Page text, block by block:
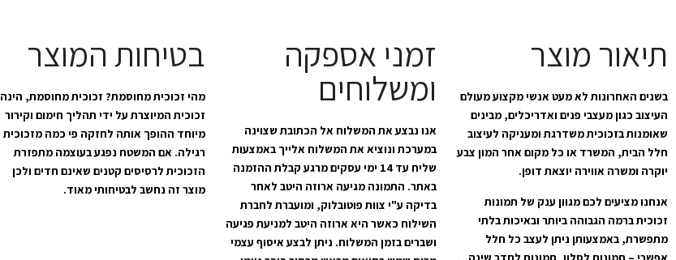
תיאור מוצר
בשנים האחרונות לא מעט אנשי מקצוע מעולם
העיצוב כגון מעצבי פנים ואדריכלים, מבינים
שאומנות בזכוכית משדרגת ומעניקה לעיצוב
חלל הבית, המשרד או כל מקום אחר המון צבע
יוקרה ומשרה אווירה יוצאת דופן.
אנחנו מציעים לכם מגוון ענק של תמונות
זכוכית ברמה הגבוהה ביותר ובאיכות בלתי
מתפשרת, באמצעותן ניתן לעצב כל חלל
זמני אספקה
ומשלוחים
אנו נבצע את המשלוח אל הכתובת שצוינה
במערכת ונוציא את המשלוח אלייך באמצעות
שליח עד 14 ימי עסקים מרגע קבלת ההזמנה
באתר. התמונה מגיעה ארוזה היטב לאחר
בדיקה ע"י צוות פוטובלוק, ומועברת לחברת
השילוח כאשר היא ארוזה היטב למניעת פגיעה
ושברים בזמן המשלוח. ניתן לבצע איסוף עצמי
בטיחות המוצר
מהי זכוכית מחוסמת? זכוכית מחוסמת, הינה
זכוכית המיוצרת על ידי תהליך חימום וקירור
מיוחד ההופך אותה לחזקה פי כמה מזכוכית
רגילה. אם המשטח נפגע בעוצמה מתפזרת
הזכוכית לרסיסים קטנים שאינם חדים ולכן
מוצר זה נחשב לבטיחותי מאוד.